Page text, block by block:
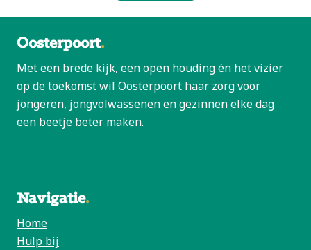
Oosterpoort
Met een brede kijk, een open houding én het vizier
op de toekomst wil Oosterpoort haar zorg voor
jongeren, jongvolwassenen en gezinnen elke dag
een beetje beter maken.
Navigatie
Home
Hulp bij